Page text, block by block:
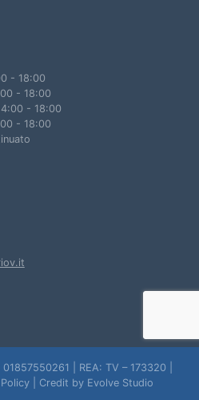
- 18:00
- 18:00
- 18:00
- 18:00
| REA: TV – 173320 |
Credit by Evolve Studio